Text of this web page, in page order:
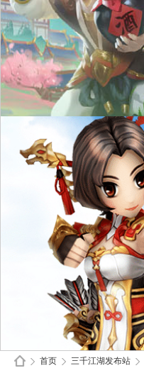
首页 三千江湖发布站